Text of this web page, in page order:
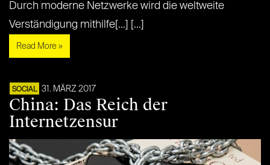
Durch moderne Netzwerke wird die weltweite
Verständigung mithilfe[...] [...]
Read More »
SOCIAL 31. MÄRZ 2017
China: Das Reich der
Internetzensur